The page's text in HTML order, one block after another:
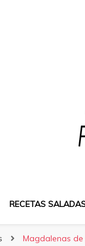
RECETAS
Magdalenas